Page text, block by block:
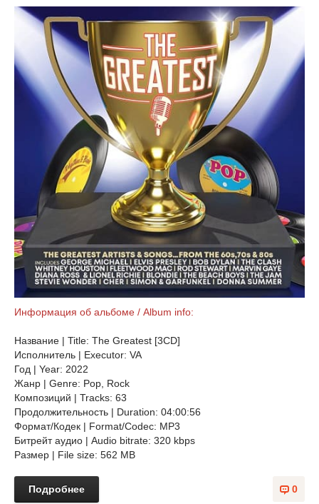
Информация об альбоме / Album info:
Название | Title: The Greatest [3CD]
Исполнитель | Executor: VA
Год | Year: 2022
Жанр | Genre: Pop, Rock
Композиций | Tracks: 63
Продолжительность | Duration: 04:00:56
Формат/Кодек | Format/Codec: MP3
Битрейт аудио | Audio bitrate: 320 kbps
Размер | File size: 562 MB
0
Подробнее